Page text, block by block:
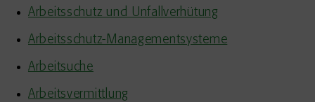
Arbeitsschutz und Unfallverhütung
Arbeitsschutz-Managementsysteme
Arbeitsuche
Arbeitsvermittlung